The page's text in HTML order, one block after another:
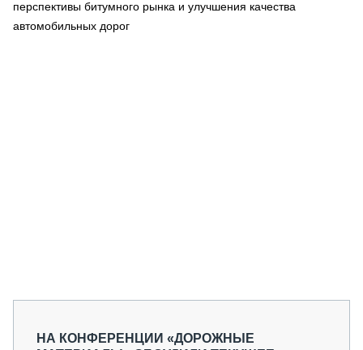
МЕРОПРИЯТИЯ
СТАТЬИ ПО КАТЕГОРИЯМ ТЕХНИКИ
перспективы битумного рынка и улучшения качества
автомобильных дорог
НА КОНФЕРЕНЦИИ «ДОРОЖНЫЕ